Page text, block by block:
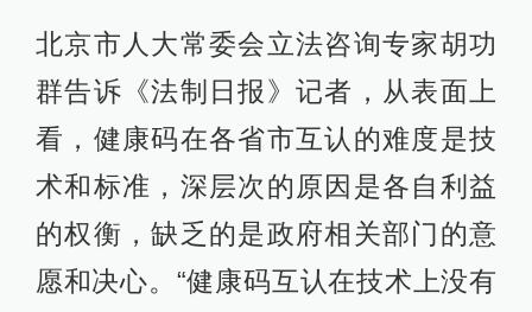
北京市人大常委会立法咨询专家胡功
群告诉《法制日报》记者，从表面上
看，健康码在各省市互认的难度是技
术和标准，深层次的原因是各自利益
的权衡，缺乏的是政府相关部门的意
愿和决心。“健康码互认在技术上没有